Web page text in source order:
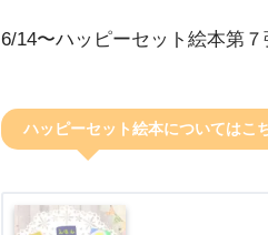
6/14〜ハッピーセット絵本第
ハッピーセット絵本についてはこ